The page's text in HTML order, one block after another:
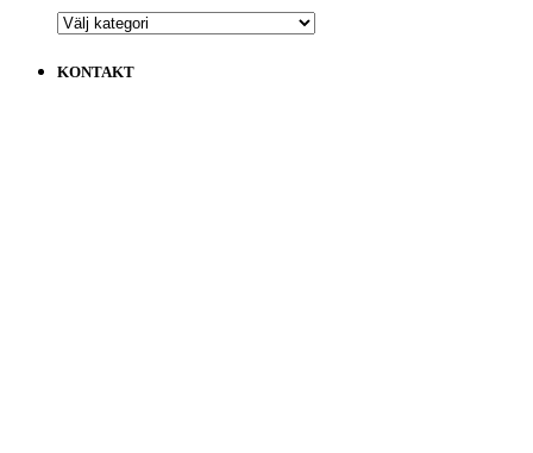
ALLA
på
KONTAKT